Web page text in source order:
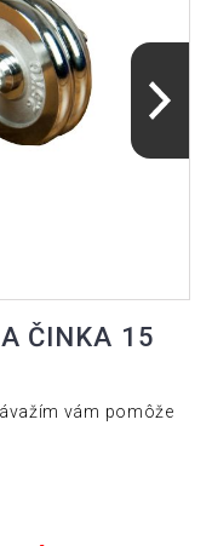
ČINKA 15
vám pomôže